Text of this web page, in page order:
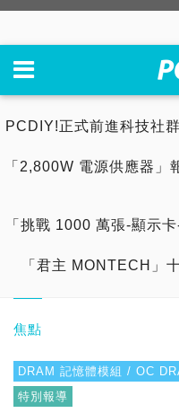
PCDIY!正式前進科技社
「2,800W 電源供應器
「挑戰 1000 萬張-顯示
「君主 MONTECH」
焦點
DRAM 記憶體模組 / OC
特別報導